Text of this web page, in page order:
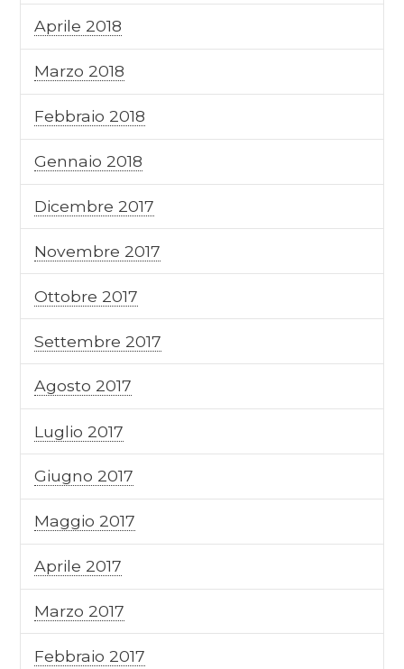
Aprile 2018
Marzo 2018
Febbraio 2018
Gennaio 2018
Dicembre 2017
Novembre 2017
Ottobre 2017
Settembre 2017
Agosto 2017
Luglio 2017
Giugno 2017
Maggio 2017
Aprile 2017
Marzo 2017
Febbraio 2017